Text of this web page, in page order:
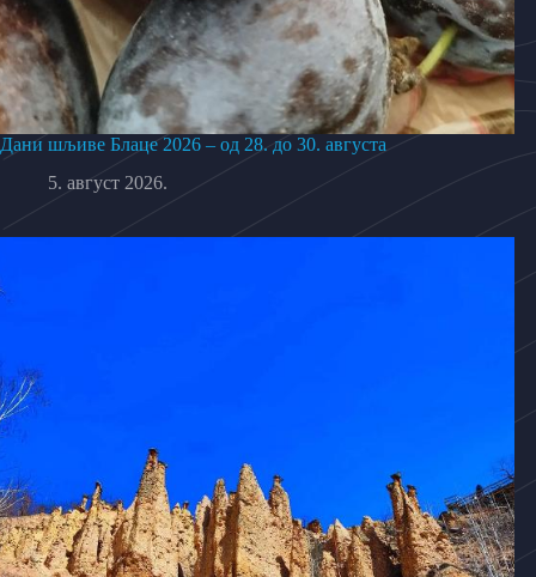
Дани шљиве Блаце 2026 – од 28. до 30. августа
5. август 2026.